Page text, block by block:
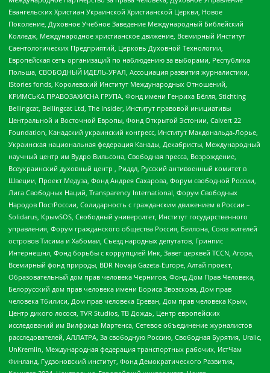
Евангельских Христиан Украинской Христианской Церкви, Новое
Поколение, Духовное Учебное Заведение Международный Библейский
Колледж, Международное христианское движение, Всемирный Институт
Саентологических Предприятий, Церковь Духовной Технологии,
Европейская сеть организаций по наблюдению за выборами, Республика
Польша, СВОБОДНЫЙ ИДЕЛЬ-УРАЛ, Ассоциация развития журналистики,
IStories fonds, Королевский Институт Международных Отношений,
КРИМСЬКА ПРАВОЗАХИСНА ГРУПА, Фонд имени Генриха Бёлля, Stichting
Bellingcat, Bellingcat Ltd, The Insider, Институт правовой инициативы
Центральной и Восточной Европы, Фонд Открытой Эстонии, Calvert 22
Foundation, Канадский украинский конгресс, Институт Макдональда-Лорье,
Украинская национальная федерация Канады, Декабристы, Международный
научный центр им Вудро Вильсона, Свободная пресса, Возрождение,
Всеукраинский духовный центр , Риддл, Русский антивоенный комитет в
Швеции, Проект Медуза, Фонд Андрея Сахарова, Форум свободной России,
Лига Свободных Наций, Transparеncy International, Форум Свободных
Народов ПостРоссии, Солидарность с гражданским движением в России –
Solidarus, КрымSOS, Свободный университет, Институт государственного
управления, Форум гражданского общества Россия, Беллона, Союз жителей
островов Тисима и Хабомаи, Съезд народных депутатов, Гринпис
Интернешнл, Фонд борьбы с коррупцией Инк, Завет церквей TCCN, Агора,
Всемирный фонд природы, BDR Novaja Gazeta-Europe, Алтай проект,
Образовательный дом прав человека Чернигов, Фонд Дом Прав Человека,
Белорусский дом прав человека имени Бориса Звозскова, Дом прав
человека Тбилиси, Дом прав человека Ереван, Дом прав человека Крым,
Центр дикого лосося, TVR Studios, ТВ Дождь, Центр европейских
исследований им Вилфрида Мартенса, Сетевое объединение журналистов
расследователей, АЛЛАТРА, За свободную Россию, Свободная Бурятия, Uralic,
UnKremlin, Международная федерация транспортных рабочих, ИстЧам
Финланд, Гудзоновский институт, Фонд Демократического Развития,